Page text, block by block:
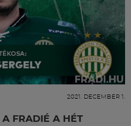
2021. DECEMBER 1.
A FRADIÉ A HÉT